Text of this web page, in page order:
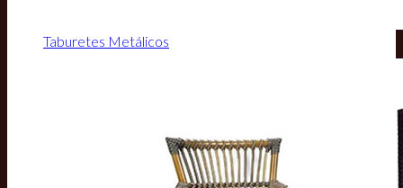
Taburetes Metálicos